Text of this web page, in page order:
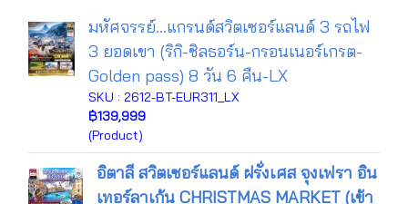
มหัศจรรย์...แกรนด์สวิตเซอร์แลนด์ 3 รถไฟ
3 ยอดเขา (ริกิ-ชิลธอร์น-กรอนเนอร์เกรต-
Golden pass) 8 วัน 6 คืน-LX
SKU : 2612-BT-EUR311_LX
฿139,999
(Product)
อิตาลี สวิตเซอร์แลนด์ ฝรั่งเศส จุงเฟรา อิน
เทอร์ลาเก้น CHRISTMAS MARKET (เข้า